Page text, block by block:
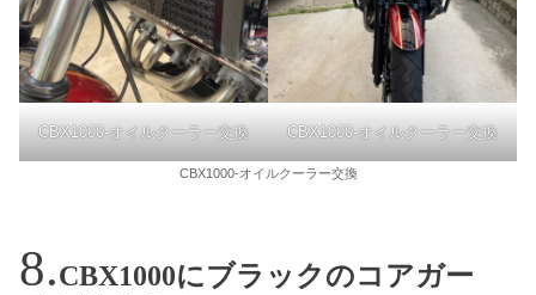
CBX1000-オイルクーラー交換 CBX1000-オイルクーラー交換
CBX1000-オイルクーラー交換
CBX1000にブラックのコアガー